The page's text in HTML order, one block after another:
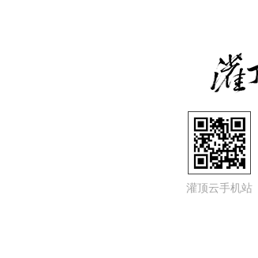
灌顶云手机站